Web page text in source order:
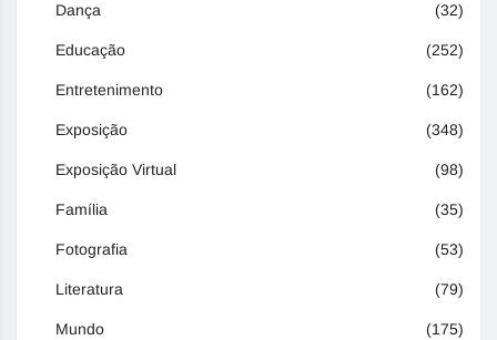
Dança (32)
Educação (252)
Entretenimento (162)
Exposição (348)
Exposição Virtual (98)
Família (35)
Fotografia (53)
Literatura (79)
Mundo (175)